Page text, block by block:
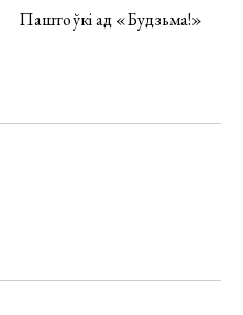
Паштоўкі ад «Будзьма!»